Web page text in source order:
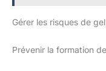
aspect naturel et
oxygénantes.
Gérer les risques de
Prévenir la formation